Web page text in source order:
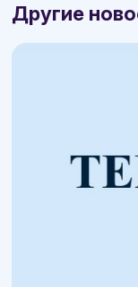
Другие